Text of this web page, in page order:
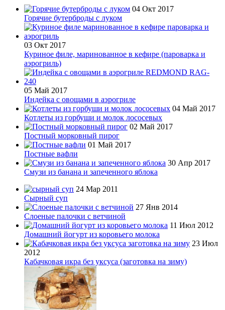
04 Окт 2017
Горячие бутерброды с луком
03 Окт 2017
Куриное филе, маринованное в кефире (пароварка и
аэрогриль)
05 Май 2017
Индейка с овощами в аэрогриле
04 Май 2017
Котлеты из горбуши и молок лососевых
02 Май 2017
Постный морковный пирог
01 Май 2017
Постные вафли
30 Апр 2017
Смузи из банана и запеченного яблока
24 Мар 2011
Сырный суп
27 Янв 2014
Слоеные палочки с ветчиной
11 Июл 2012
Домашний йогурт из коровьего молока
23 Июл
2012
Кабачковая икра без уксуса (заготовка на зиму)